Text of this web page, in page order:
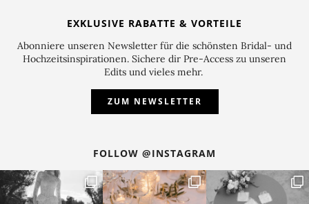
Die Blume des Monats startet in den Monat April! Und
die pastellige Ranunkel in einem zarten Cremeton steht
bei diesem Bouquet im Fokus. Umspielt wird sie von
bekannten Frühlingsblumen wie den gelben Mini-
Osterglocken und blauen Perlhyazinthen für das
und Volumen in den Strauß. Passend dazu hat die
Floristin Sonja Klein vonBlumig Heiratennoch ein
kleineres Bouquet für die Brautjungfern gebunden. In